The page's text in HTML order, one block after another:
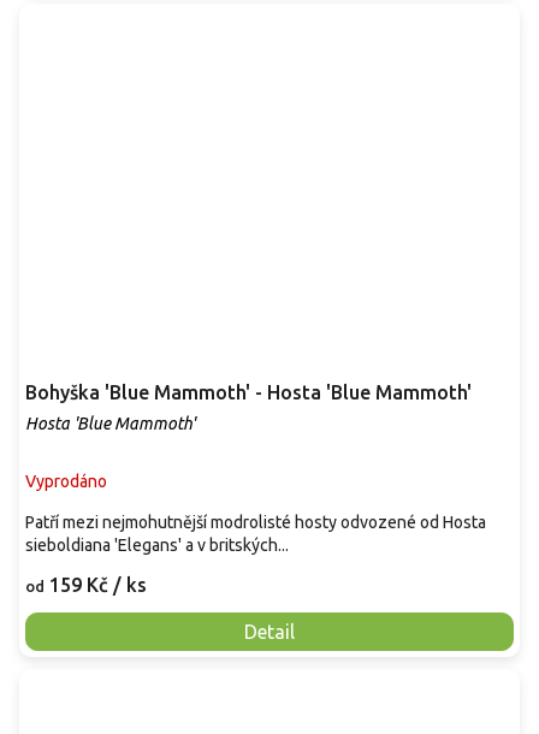
Bohyška 'Blue Mammoth' - Hosta 'Blue Mammoth'
Hosta 'Blue Mammoth'
Vyprodáno
od 159 Kč / ks
Detail
Patří mezi nejmohutnější modrolisté hosty odvozené od Hosta
sieboldiana 'Elegans' a v britských...